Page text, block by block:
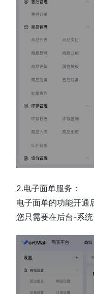
2.电子面单服务：
电子面单的功能开通
您只需要在后台-系